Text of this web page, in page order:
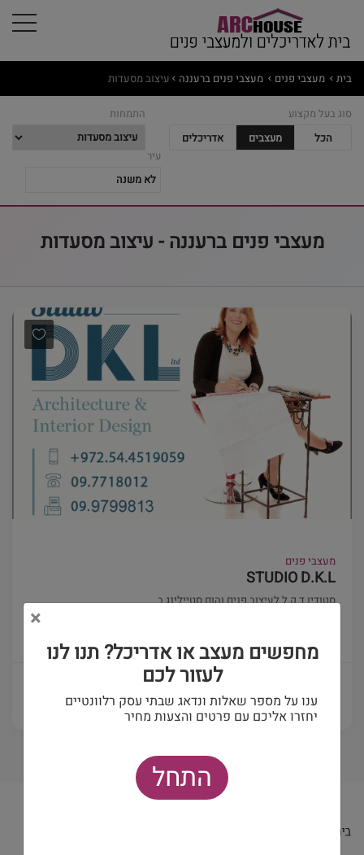
בית מעצבי פנים מעצבי פנים ברעננה עיצוב מסעדות
סוג בעל מקצוע
הכל
מעצבים אדריכלים
התמחות
עיר
מעצבי פנים ברעננה - עיצוב מסעדות
מעצבי פנים
STUDIO D.K.L
סטודיו ד.ק.ל לעיצוב פנים והום סטיילינג ב...
פרטים ויצירת קשר
×
מחפשים מעצב או אדריכל? תנו לנו
לעזור לכם
ענו על מספר שאלות ונדאג שבתי עסק רלוונטיים
יחזרו אליכם עם פרטים והצעות מחיר
התחל